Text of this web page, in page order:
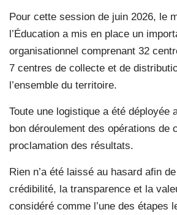
Pour cette session de juin 2026, le
l’Éducation a mis en place un
organisationnel comprenant 32
7 centres de collecte et de
l’ensemble du territoire.
Toute une logistique a été déployée
bon déroulement des opérations de
proclamation des résultats.
Rien n’a été laissé au hasard afin
crédibilité, la transparence et la
considéré comme l’une des étapes